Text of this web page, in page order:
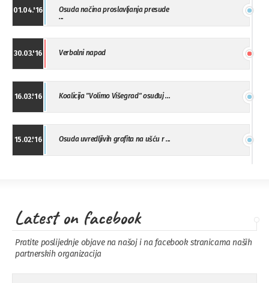
01.04.'16
Osuda načina proslavljanja presude
...
30.03.'16 Verbalni napad
16.03.'16 Koalicija "Volimo Višegrad" osuđuj ...
15.02.'16 Osuda uvredljivih grafita na ušću r ...
13.11.'15 Osuda napada u Drvaru
Pe ...
Latest on facebook
Pratite poslijednje objave na našoj i na facebook stranicama naših
partnerskih organizacija